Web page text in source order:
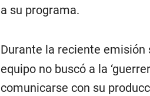
a su programa.
Durante la reciente emisión
equipo no buscó a la
comunicarse con su